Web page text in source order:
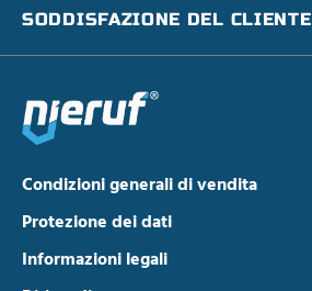
SODDISFAZIONE DEL CLIENTE
Condizioni generali di vendita
Protezione dei dati
Informazioni legali